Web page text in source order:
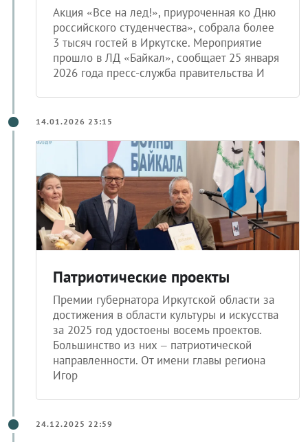
Акция «Все на лед!», приуроченная ко Дню
российского студенчества», собрала более
3 тысяч гостей в Иркутске. Мероприятие
прошло в ЛД «Байкал», сообщает 25 января
2026 года пресс-служба правительства И
14.01.2026 23:15
Патриотические проекты
Премии губернатора Иркутской области за
достижения в области культуры и искусства
за 2025 год удостоены восемь проектов.
Большинство из них – патриотической
направленности. От имени главы региона
Игор
24.12.2025 22:59